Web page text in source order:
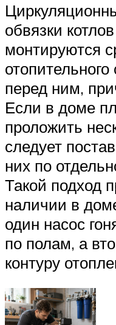
обвязки
монтируются
перед ним,
Если в доме
проложить
следует
них по
Такой подход
наличии в
один насос
по полам, а
контуру